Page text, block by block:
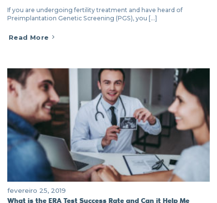
If you are undergoing fertility treatment and have heard of
Preimplantation Genetic Screening (PGS), you [...]
Read More
fevereiro 25, 2019
What is the ERA Test Success Rate and Can it Help Me